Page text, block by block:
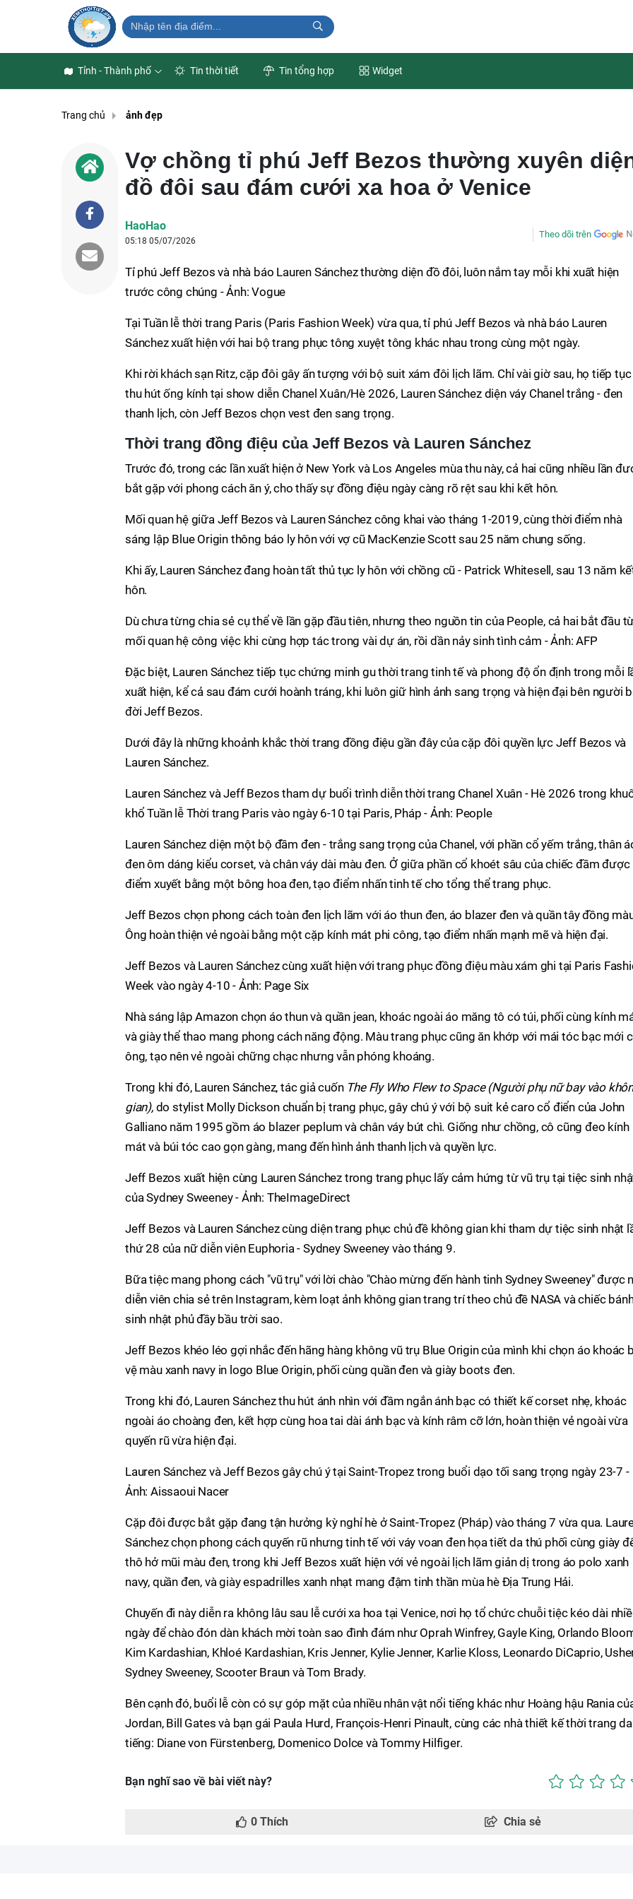
Tỉnh - Thành phố Tin thời tiết Tin tổng hợp Widget
Trang chủ ảnh đẹp
Vợ chồng tỉ phú Jeff Bezos thường xuyên
đồ đôi sau đám cưới xa hoa ở Venice
HaoHao
05:18 05/07/2026
Theo dõi trên
Tỉ phú Jeff Bezos và nhà báo Lauren Sánchez thường diện đồ đôi, luôn nắm tay mỗi khi xuất hiện
trước công chúng - Ảnh: Vogue
Tại Tuần lễ thời trang Paris (Paris Fashion Week) vừa qua, tỉ phú Jeff Bezos và nhà báo Lauren
Sánchez xuất hiện với hai bộ trang phục tông xuyệt tông khác nhau trong cùng một ngày.
Khi rời khách sạn Ritz, cặp đôi gây ấn tượng với bộ suit xám đôi lịch lãm. Chỉ vài giờ sau, họ tiếp tục
thu hút ống kính tại show diễn Chanel Xuân/Hè 2026, Lauren Sánchez diện váy Chanel trắng - đen
thanh lịch, còn Jeff Bezos chọn vest đen sang trọng.
Thời trang đồng điệu của Jeff Bezos và Lauren Sánchez
Trước đó, trong các lần xuất hiện ở New York và Los Angeles mùa thu này, cả hai cũng nhiều lần
bắt gặp với phong cách ăn ý, cho thấy sự đồng điệu ngày càng rõ rệt sau khi kết hôn.
Mối quan hệ giữa Jeff Bezos và Lauren Sánchez công khai vào tháng 1-2019, cùng thời điểm nhà
sáng lập Blue Origin thông báo ly hôn với vợ cũ MacKenzie Scott sau 25 năm chung sống.
Khi ấy, Lauren Sánchez đang hoàn tất thủ tục ly hôn với chồng cũ - Patrick Whitesell, sau 13 năm
hôn.
Dù chưa từng chia sẻ cụ thể về lần gặp đầu tiên, nhưng theo nguồn tin của People, cả hai bắt đầu
mối quan hệ công việc khi cùng hợp tác trong vài dự án, rồi dần nảy sinh tình cảm - Ảnh: AFP
Đặc biệt, Lauren Sánchez tiếp tục chứng minh gu thời trang tinh tế và phong độ ổn định trong mỗi
xuất hiện, kể cả sau đám cưới hoành tráng, khi luôn giữ hình ảnh sang trọng và hiện đại bên người
đời Jeff Bezos.
Dưới đây là những khoảnh khắc thời trang đồng điệu gần đây của cặp đôi quyền lực Jeff Bezos và
Lauren Sánchez.
Lauren Sánchez và Jeff Bezos tham dự buổi trình diễn thời trang Chanel Xuân - Hè 2026 trong
khổ Tuần lễ Thời trang Paris vào ngày 6-10 tại Paris, Pháp - Ảnh: People
Lauren Sánchez diện một bộ đầm đen - trắng sang trọng của Chanel, với phần cổ yếm trắng, thân
đen ôm dáng kiểu corset, và chân váy dài màu đen. Ở giữa phần cổ khoét sâu của chiếc đầm được
điểm xuyết bằng một bông hoa đen, tạo điểm nhấn tinh tế cho tổng thể trang phục.
Jeff Bezos chọn phong cách toàn đen lịch lãm với áo thun đen, áo blazer đen và quần tây đồng
Ông hoàn thiện vẻ ngoài bằng một cặp kính mát phi công, tạo điểm nhấn mạnh mẽ và hiện đại.
Jeff Bezos và Lauren Sánchez cùng xuất hiện với trang phục đồng điệu màu xám ghi tại Paris
Week vào ngày 4-10 - Ảnh: Page Six
Nhà sáng lập Amazon chọn áo thun và quần jean, khoác ngoài áo măng tô có túi, phối cùng kính
và giày thể thao mang phong cách năng động. Màu trang phục cũng ăn khớp với mái tóc bạc mới
ông, tạo nên vẻ ngoài chững chạc nhưng vẫn phóng khoáng.
Trong khi đó, Lauren Sánchez, tác giả cuốn The Fly Who Flew to Space (Người phụ nữ bay vào
gian),do stylist Molly Dickson chuẩn bị trang phục, gây chú ý với bộ suit kẻ caro cổ điển của John
Galliano năm 1995 gồm áo blazer peplum và chân váy bút chì. Giống như chồng, cô cũng đeo kính
mát và búi tóc cao gọn gàng, mang đến hình ảnh thanh lịch và quyền lực.
Jeff Bezos xuất hiện cùng Lauren Sánchez trong trang phục lấy cảm hứng từ vũ trụ tại tiệc sinh
của Sydney Sweeney - Ảnh: TheImageDirect
Jeff Bezos và Lauren Sánchez cùng diện trang phục chủ đề không gian khi tham dự tiệc sinh nhật
thứ 28 của nữ diễn viên Euphoria - Sydney Sweeney vào tháng 9.
Bữa tiệc mang phong cách "vũ trụ" với lời chào "Chào mừng đến hành tinh Sydney Sweeney" được
diễn viên chia sẻ trên Instagram, kèm loạt ảnh không gian trang trí theo chủ đề NASA và chiếc
sinh nhật phủ đầy bầu trời sao.
Jeff Bezos khéo léo gợi nhắc đến hãng hàng không vũ trụ Blue Origin của mình khi chọn áo khoác
vệ màu xanh navy in logo Blue Origin, phối cùng quần đen và giày boots đen.
Trong khi đó, Lauren Sánchez thu hút ánh nhìn với đầm ngắn ánh bạc có thiết kế corset nhẹ, khoác
ngoài áo choàng đen, kết hợp cùng hoa tai dài ánh bạc và kính râm cỡ lớn, hoàn thiện vẻ ngoài vừa
quyến rũ vừa hiện đại.
Lauren Sánchez và Jeff Bezos gây chú ý tại Saint-Tropez trong buổi dạo tối sang trọng ngày 23-7 -
Ảnh: Aissaoui Nacer
Cặp đôi được bắt gặp đang tận hưởng kỳ nghỉ hè ở Saint-Tropez (Pháp) vào tháng 7 vừa qua.
Sánchez chọn phong cách quyến rũ nhưng tinh tế với váy voan đen họa tiết da thú phối cùng giày
thô hở mũi màu đen, trong khi Jeff Bezos xuất hiện với vẻ ngoài lịch lãm giản dị trong áo polo xanh
navy, quần đen, và giày espadrilles xanh nhạt mang đậm tinh thần mùa hè Địa Trung Hải.
Chuyến đi này diễn ra không lâu sau lễ cưới xa hoa tại Venice, nơi họ tổ chức chuỗi tiệc kéo dài
ngày để chào đón dàn khách mời toàn sao đình đám như Oprah Winfrey, Gayle King, Orlando
Kim Kardashian, Khloé Kardashian, Kris Jenner, Kylie Jenner, Karlie Kloss, Leonardo DiCaprio,
Sydney Sweeney, Scooter Braun và Tom Brady.
Bên cạnh đó, buổi lễ còn có sự góp mặt của nhiều nhân vật nổi tiếng khác như Hoàng hậu Rania
Jordan, Bill Gates và bạn gái Paula Hurd, François-Henri Pinault, cùng các nhà thiết kế thời trang
tiếng: Diane von Fürstenberg, Domenico Dolce và Tommy Hilfiger.
Bạn nghĩ sao về bài viết này?
0Thích Chia sẻ